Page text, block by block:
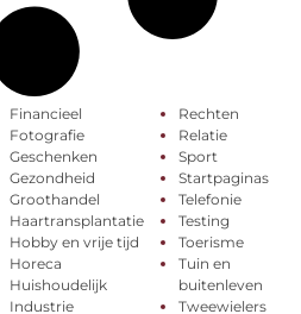
Financieel
Fotografie
Geschenken
Gezondheid
Groothandel
Haartransplantatie
Hobby en vrije tijd
Horeca
Huishoudelijk
Industrie
Rechten
Relatie
Sport
Startpaginas
Telefonie
Testing
Toerisme
Tuin en
buitenleven
Tweewielers